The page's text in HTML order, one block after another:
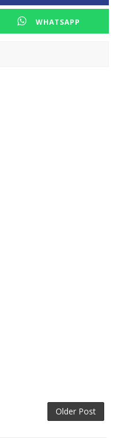
WHATSAPP
Older Post